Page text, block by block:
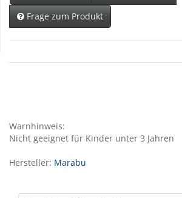
Frage zum Produkt
Warnhinweis:
Nicht geeignet für Kinder unter 3 Jahren
Hersteller: Marabu